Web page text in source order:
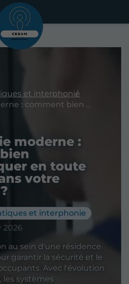
et interphonie
Interphonie moderne : comment bien communiquer en toute sécurité dans votre résidence ?
moderne :
en toute
votre
et interphonie
2026
au sein d'une résidence
garantir la sécurité et le
Avec l'évolution
les systèmes